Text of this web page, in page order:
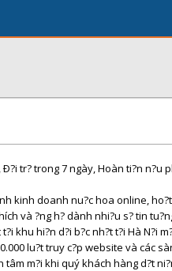
tr? trong 7 ngày, Hoàn ti?n n?u
kinh doanh nu?c hoa online,
và ?ng h? dành nhi?u s? tin
khu hi?n d?i b?c nh?t t?i Hà N?i
lu?t truy c?p website và các
m?i khi quý khách hàng d?t